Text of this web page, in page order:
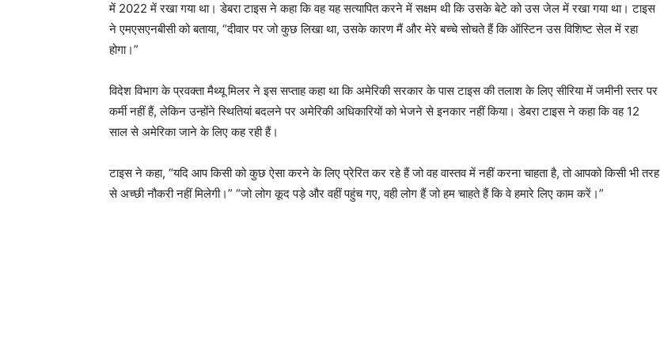
में 2022 में रखा गया था। डेबरा टाइस ने कहा कि वह यह सत्यापित करने में सक्षम थी कि उसके बेटे को उस जेल में रखा गया था। टाइस
ने एमएसएनबीसी को बताया, “दीवार पर जो कुछ लिखा था, उसके कारण मैं और मेरे बच्चे सोचते हैं कि ऑस्टिन उस विशिष्ट सेल में रहा
होगा।”
विदेश विभाग के प्रवक्ता मैथ्यू मिलर ने इस सप्ताह कहा था कि अमेरिकी सरकार के पास टाइस की तलाश के लिए सीरिया में जमीनी स्तर पर
कर्मी नहीं हैं, लेकिन उन्होंने स्थितियां बदलने पर अमेरिकी अधिकारियों को भेजने से इनकार नहीं किया। डेबरा टाइस ने कहा कि वह 12
साल से अमेरिका जाने के लिए कह रही हैं।
टाइस ने कहा, “यदि आप किसी को कुछ ऐसा करने के लिए प्रेरित कर रहे हैं जो वह वास्तव में नहीं करना चाहता है, तो आपको किसी भी तरह
से अच्छी नौकरी नहीं मिलेगी।” “जो लोग कूद पड़े और वहीं पहुंच गए, वही लोग हैं जो हम चाहते हैं कि वे हमारे लिए काम करें।”